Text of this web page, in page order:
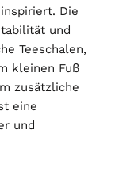
Die
und
Teeschalen,
kleinen Fuß
zusätzliche
eine
und